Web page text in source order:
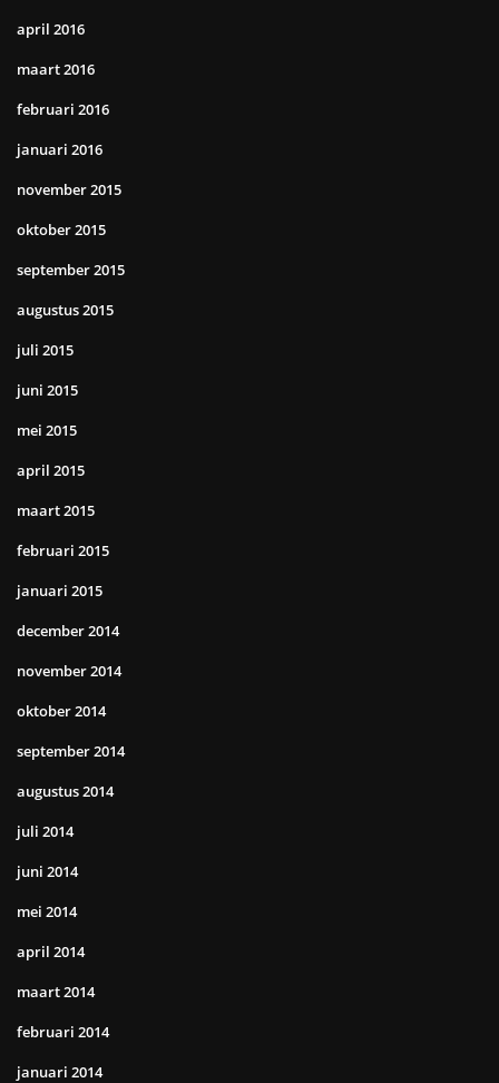
april 2016
maart 2016
februari 2016
januari 2016
november 2015
oktober 2015
september 2015
augustus 2015
juli 2015
juni 2015
mei 2015
april 2015
maart 2015
februari 2015
januari 2015
december 2014
november 2014
oktober 2014
september 2014
augustus 2014
juli 2014
juni 2014
mei 2014
april 2014
maart 2014
februari 2014
januari 2014